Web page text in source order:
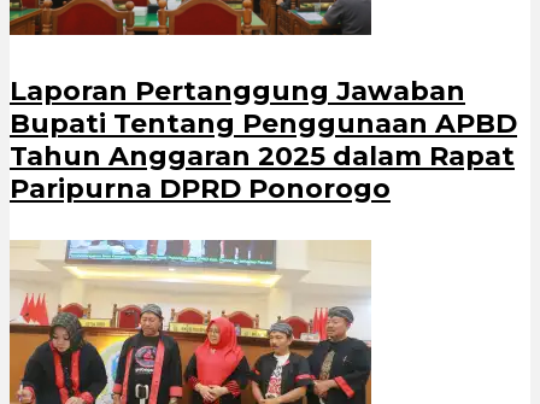
Laporan Pertanggung Jawaban
Bupati Tentang Penggunaan APBD
Tahun Anggaran 2025 dalam Rapat
Paripurna DPRD Ponorogo